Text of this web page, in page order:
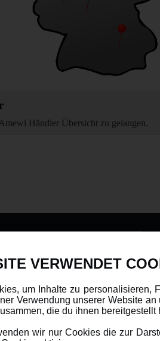
Händler Übersicht zu gelangen.
Pitch, Fixed Pitch
Ausführungen
VERWENDET
um Inhalte zu personalisieren,
Verwendung unserer Website
die du ihnen
wir nur Cookies die zur